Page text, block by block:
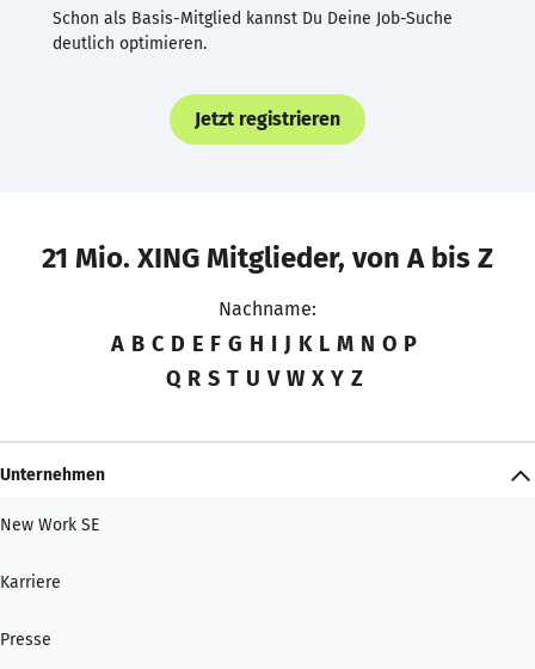
Schon als Basis-Mitglied kannst Du Deine Job-Suche
deutlich optimieren.
Jetzt registrieren
21 Mio. XING Mitglieder, von A bis Z
Nachname:
A B C D E F G H I J K L M N O P
Q R S T U V W X Y Z
Unternehmen
New Work SE
Karriere
Presse